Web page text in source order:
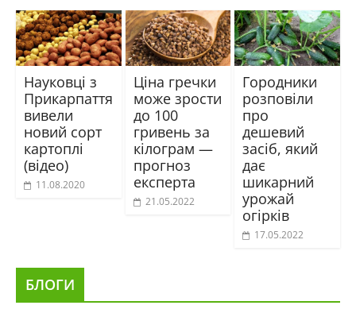
Науковці з
Прикарпаття
вивели
новий сорт
картоплі
(відео)
11.08.2020
Ціна гречки
може зрости
до 100
гривень за
кілограм —
прогноз
експерта
21.05.2022
Городники
розповіли
про
дешевий
засіб, який
дає
шикарний
урожай
огірків
17.05.2022
БЛОГИ